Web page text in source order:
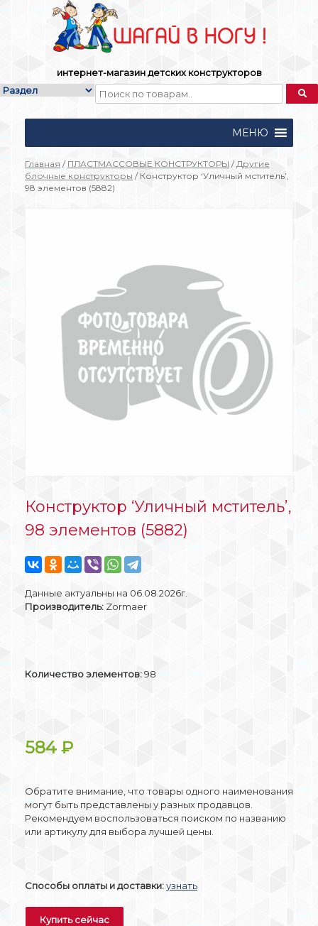
интернет-магазин детских конструкторов
МЕНЮ
Главная / ПЛАСТМАССОВЫЕ КОНСТРУКТОРЫ / Другие
блочные конструкторы / Конструктор ‘Уличный мститель’,
98 элементов (5882)
Конструктор ‘Уличный мститель’,
98 элементов (5882)
Данные актуальны на 06.08.2026г.
Производитель: Zormaer
Количество элементов:98
584 ₽
Обратите внимание, что товары одного наименования
могут быть представлены у разных продавцов.
Рекомендуем воспользоваться поиском по названию
или артикулу для выбора лучшей цены.
Способы оплаты и доставки:узнать
Купить сейчас